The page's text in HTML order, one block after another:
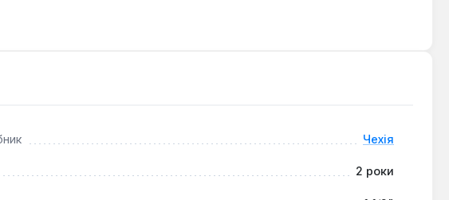
виробником. Рекомендовано застосовувати зовнішню
Чехія
2 роки